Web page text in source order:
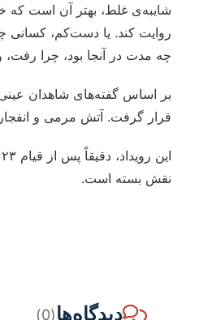
شایبه‌ی غلط، بهتر آن است که
چه مدت در آنجا بود، چرا رفت،
بر اساس گفته‌های شاهدان
قرار گرفت. آتش مرمی و
نقش بسته است.
دیدگاه‌ها(0)